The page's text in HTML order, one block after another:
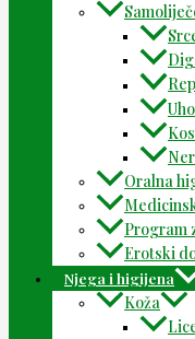
Oralna
Program
Erotski
Njega i higijena
Koža